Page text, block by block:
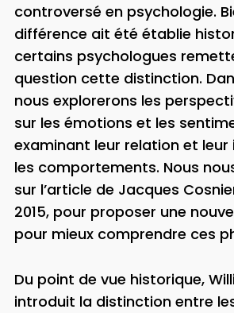
controversé en psychologie.
différence ait été établie
certains psychologues
question cette distinction.
nous explorerons les
sur les émotions et les
examinant leur relation et leur
les comportements. Nous
sur l’article de Jacques
2015, pour proposer une
pour mieux comprendre ces
Du point de vue historique,
introduit la distinction entre